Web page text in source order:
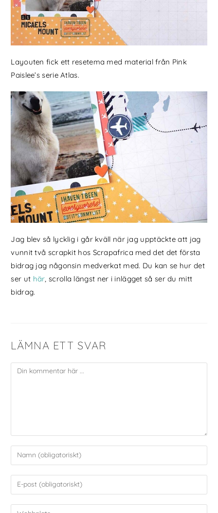
Layouten fick ett resetema med material från Pink
Paislee’s serie Atlas.
Jag blev så lycklig i går kväll när jag upptäckte att jag
vunnit två scrapkit hos Scrapafrica med det det första
bidrag jag någonsin medverkat med. Du kan se hur det
ser ut här , scrolla längst ner i inlägget så ser du mitt
bidrag.
LÄMNA ETT SVAR